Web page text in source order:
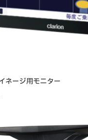
ネージ用モニター